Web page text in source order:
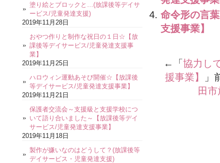
命令形の言
支援事業】
←「 協力し
援事業】
田
塗り絵とブロックと…(放課後等デイサ
ービス/児童発達支援)
2019年11月28日
おやつ作りと制作な祝日の１日☆【放
課後等デイサービス/児童発達支援事
業】
2019年11月25日
ハロウィン運動あそび開催☆【放課後
等デイサービス/児童発達支援事業】
2019年11月21日
保護者交流会～支援級と支援学校につ
いて語り合いました～【放課後等デイ
サービス/児童発達支援事業】
2019年11月18日
製作が嫌いなのはどうして？(放課後等
デイサービス・児童発達支援)